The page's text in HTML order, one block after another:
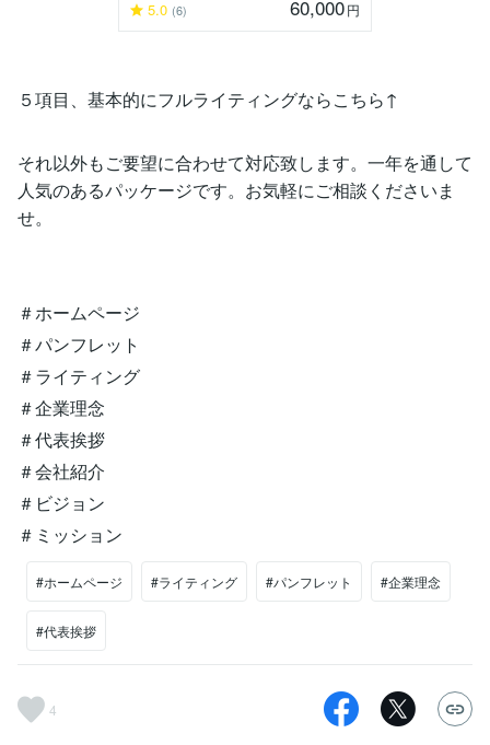
5.0 (6) 60,000円
５項目、基本的にフルライティングならこちら↑
それ以外もご要望に合わせて対応致します。一年を通して
人気のあるパッケージです。お気軽にご相談くださいま
せ。
＃ホームページ
＃パンフレット
＃ライティング
＃企業理念
＃代表挨拶
＃会社紹介
＃ビジョン
＃ミッション
#ホームページ #ライティング #パンフレット #企業理念
#代表挨拶
4